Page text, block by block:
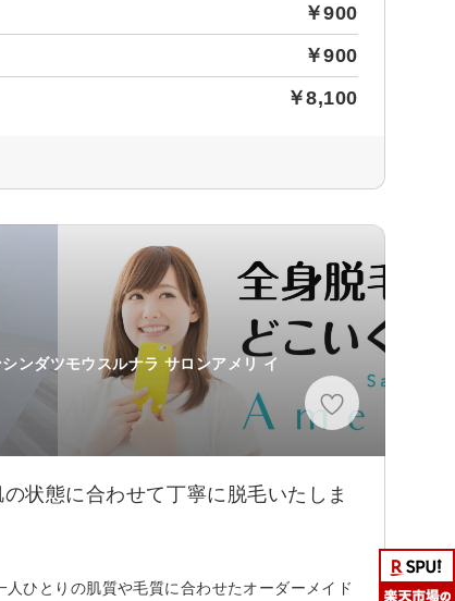
￥900
￥900
￥8,100
ンダツモウスルナラ サロンアメリ イ
状態に合わせて丁寧に脱毛いたしま
ひとりの肌質や毛質に合わせたオーダーメイド